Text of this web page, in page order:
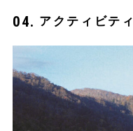
アクティビティ